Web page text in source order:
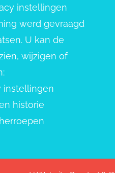
instellingen
werd gevraagd
U kan de
wijzigen of
instellingen
historie
| Website Created &